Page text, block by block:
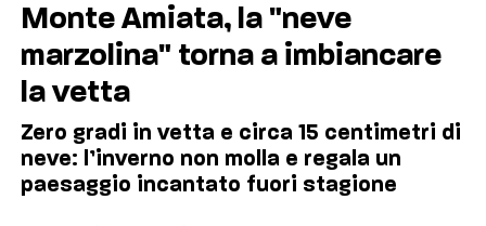
Monte Amiata, la "neve
marzolina" torna a imbiancare
la vetta
Zero gradi in vetta e circa 15 centimetri di
neve: l’inverno non molla e regala un
paesaggio incantato fuori stagione